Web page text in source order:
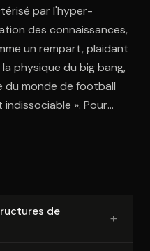
par l'hyper-
des connaissances,
un rempart, plaidant
physique du big bang,
du monde de football
». Pour
ces ambitions, il
de
+